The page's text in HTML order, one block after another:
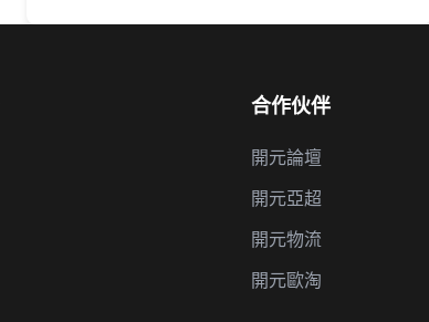
合作伙伴
開元論壇
開元亞超
開元物流
開元歐淘